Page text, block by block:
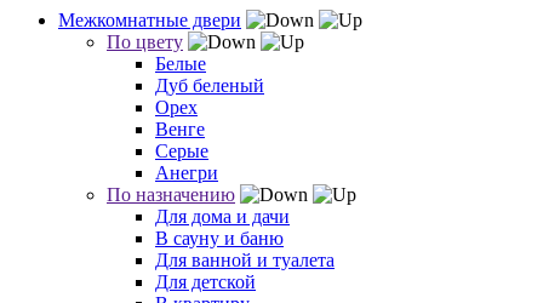
Межкомнатные двери
По цвету
Белые
Дуб беленый
Орех
Венге
Серые
Анегри
По назначению
Для дома и дачи
В сауну и баню
Для ванной и туалета
Для детской